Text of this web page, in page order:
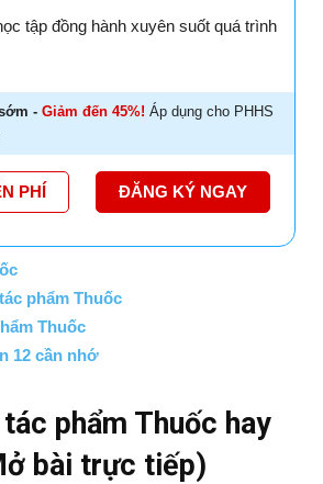
tập đồng hành xuyên suốt quá trình
- Giảm đến 45%! Áp dụng cho PHHS
PHÍ ĐĂNG KÝ NGAY
phẩm Thuốc
Thuốc
12 cần nhớ
phẩm Thuốc hay
bài trực tiếp)